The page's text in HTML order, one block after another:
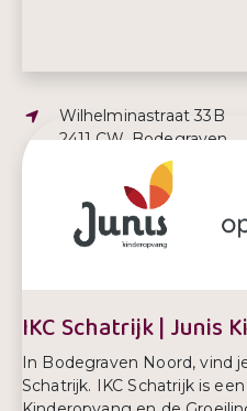
Adres:
Wilhelminastraat 33B
2411 CW, Bodegraven
E-mailadres:
hm@hopmarjanneke.nl
Telefoonnummer:
0172 644 644
IKC Schatrijk | Junis
In Bodegraven Noord, vind
Schatrijk. IKC Schatrijk is